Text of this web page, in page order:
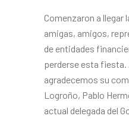
Comenzaron a
amigas, amigos,
de entidades
perderse esta
agradecemos su
Logroño, Pablo
actual delegada del